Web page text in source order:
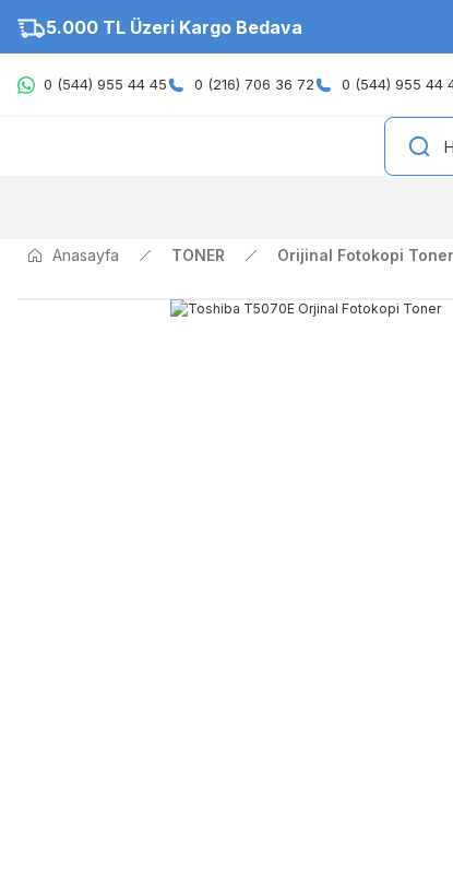
5.000 TL Üzeri Kargo Bedava
0 (544) 955 44 45 0 (216) 706 36 72 0 (544) 955 44
Anasayfa TONER Orijinal Fotokopi